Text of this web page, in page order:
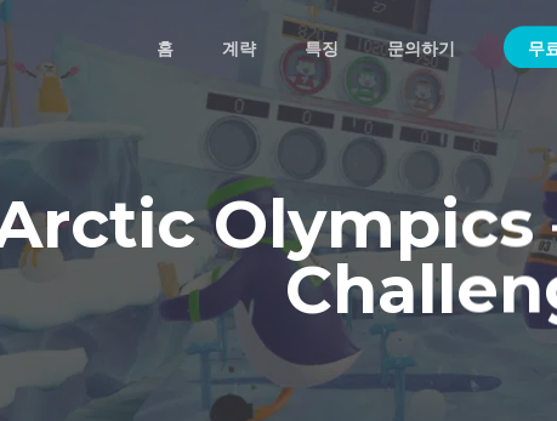
홈 계략 특징 문의하기 무
Olympics